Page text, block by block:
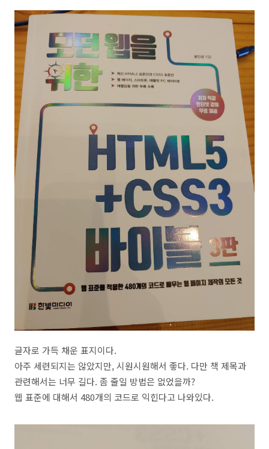
글자로 가득 채운 표지이다.
아주 세련되지는 않았지만, 시원시원해서 좋다. 다만 책 제목과
관련해서는 너무 길다. 좀 줄일 방법은 없었을까?
웹 표준에 대해서 480개의 코드로 익힌다고 나와있다.